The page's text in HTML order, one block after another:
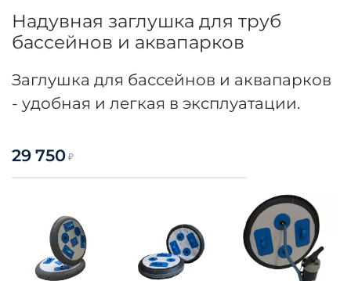
Надувная заглушка для труб
бассейнов и аквапарков
Заглушка для бассейнов и аквапарков
- удобная и легкая в эксплуатации.
29 750 ₽